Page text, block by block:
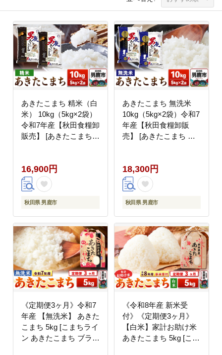
あきたこまち 精米（白
米） 10kg（5kg×2袋）
令和7年産【秋田食糧卸
販売】 [あきたこまち
田県産]
16,900円
秋田県 男鹿市
あきたこまち 無洗米
10kg（5kg×2袋）令和7
年産【秋田食糧卸販
売】 [あきたこまち ブ
田 秋田県産]
18,300円
秋田県 男鹿市
《定期便3ヶ月》令和7
年産 【無洗米】 あきた
こまち 5kg [こまちライ
ン あきたこまち ブラン
《令和8年産 新米受
付》《定期便3ヶ月》
【白米】家計お助け米
あきたこまち 5kg [こま